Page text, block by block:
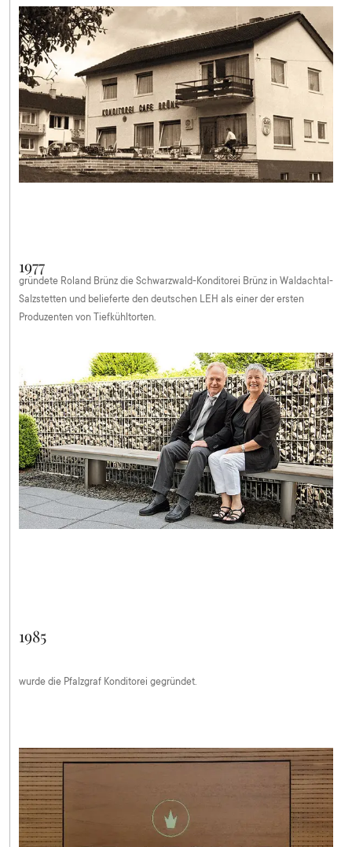
1977
gründete Roland Brünz die Schwarzwald-Konditorei Brünz in Waldachtal-
Salzstetten und belieferte den deutschen LEH als einer der ersten
Produzenten von Tiefkühltorten.
1985
wurde die Pfalzgraf Konditorei gegründet.